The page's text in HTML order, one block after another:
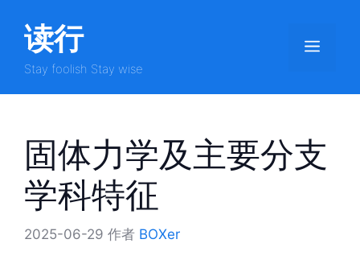
读行
Stay foolish Stay wise
菜
单
固体力学及主要分支
学科特征
2025-06-29 作者 BOXer